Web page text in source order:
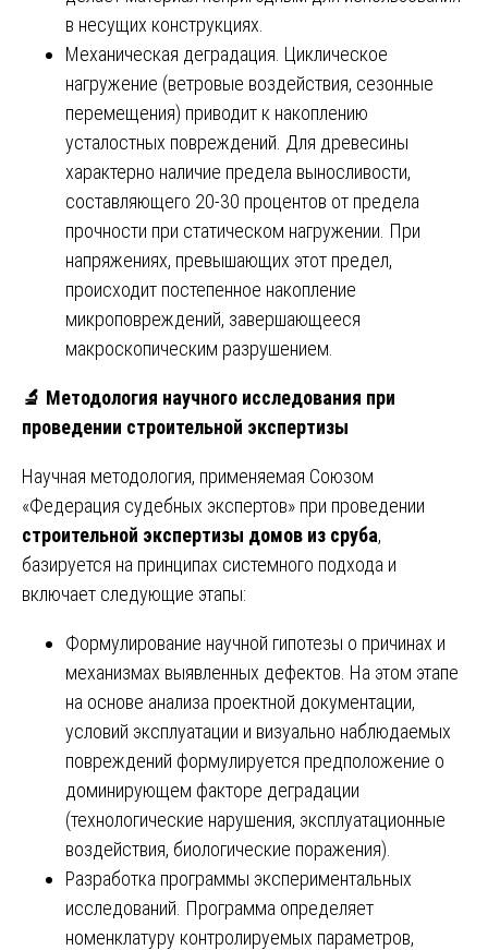
в несущих конструкциях.
Механическая деградация. Циклическое
нагружение (ветровые воздействия, сезонные
перемещения) приводит к накоплению
усталостных повреждений. Для древесины
характерно наличие предела выносливости,
составляющего 20-30 процентов от предела
прочности при статическом нагружении. При
напряжениях, превышающих этот предел,
происходит постепенное накопление
микроповреждений, завершающееся
макроскопическим разрушением.
🔬 Методология научного исследования при
проведении строительной экспертизы
Научная методология, применяемая Союзом
«Федерация судебных экспертов» при проведении
строительной экспертизы домов из сруба,
базируется на принципах системного подхода и
включает следующие этапы:
Формулирование научной гипотезы о причинах и
механизмах выявленных дефектов. На этом этапе
на основе анализа проектной документации,
условий эксплуатации и визуально наблюдаемых
повреждений формулируется предположение о
доминирующем факторе деградации
(технологические нарушения, эксплуатационные
воздействия, биологические поражения).
Разработка программы экспериментальных
исследований. Программа определяет
номенклатуру контролируемых параметров,